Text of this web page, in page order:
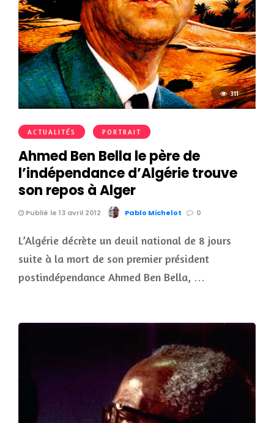
311
ACTUALITÉS PORTRAIT
Ahmed Ben Bella le père de
l’indépendance d’Algérie trouve
son repos à Alger
Publié le 13 avril 2012 Pablo Michelot 0
L’Algérie décrète un deuil national de 8 jours
suite à la mort de son premier président
postindépendance Ahmed Ben Bella, …